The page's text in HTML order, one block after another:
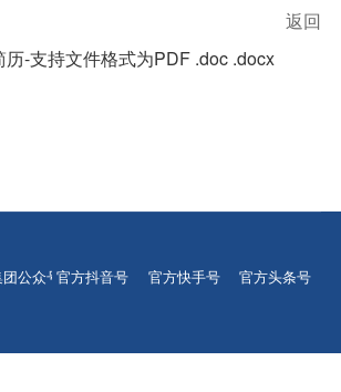
-支持文件格式为PDF .doc .docx
返回
公众号官方抖音号 官方快手号 官方头条号